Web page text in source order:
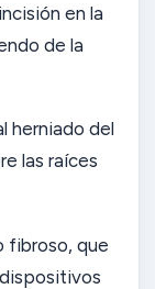
en la
de la
herniado del
las raíces
fibroso, que